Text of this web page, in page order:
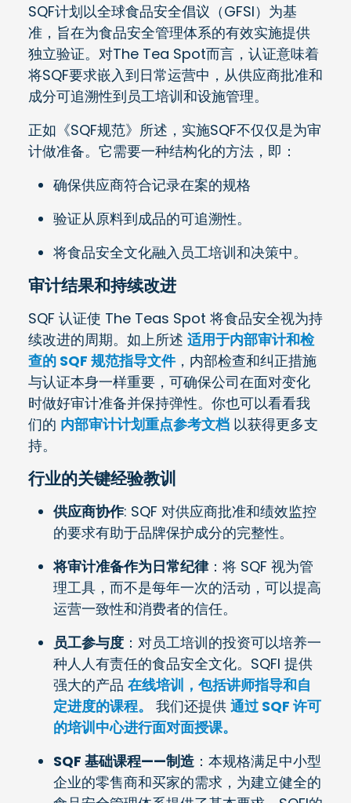
SQF计划以全球食品安全倡议（GFSI）为基
准，旨在为食品安全管理体系的有效实施提供
独立验证。对The Tea Spot而言，认证意味着
将SQF要求嵌入到日常运营中，从供应商批准和
成分可追溯性到员工培训和设施管理。
正如《SQF规范》所述，实施SQF不仅仅是为审
计做准备。它需要一种结构化的方法，即：
确保供应商符合记录在案的规格
验证从原料到成品的可追溯性。
将食品安全文化融入员工培训和决策中。
审计结果和持续改进
SQF 认证使 The Teas Spot 将食品安全视为持
续改进的周期。如上所述 适用于内部审计和检
查的 SQF 规范指导文件，内部检查和纠正措施
与认证本身一样重要，可确保公司在面对变化
时做好审计准备并保持弹性。你也可以看看我
们的 内部审计计划重点参考文档 以获得更多支
持。
行业的关键经验教训
供应商协作: SQF 对供应商批准和绩效监控
的要求有助于品牌保护成分的完整性。
将审计准备作为日常纪律：将 SQF 视为管
理工具，而不是每年一次的活动，可以提高
运营一致性和消费者的信任。
员工参与度 ：对员工培训的投资可以培养一
种人人有责任的食品安全文化。SQFI 提供
强大的产品 在线培训，包括讲师指导和自
定进度的课程。
我们还提供 通过 SQF 许可
的培训中心进行面对面授课。
SQF 基础课程——制造 ：本规格满足中小型
企业的零售商和买家的需求，为建立健全的